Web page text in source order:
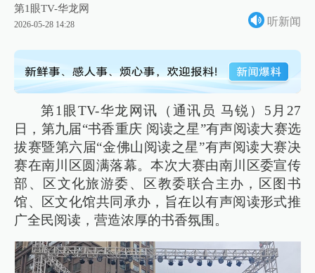
第1眼TV-华龙网
2026-05-28 14:28 听新闻
第1眼TV-华龙网讯（通讯员 马锐）5月27
日，第九届“书香重庆 阅读之星”有声阅读大赛选
拔赛暨第六届“金佛山阅读之星”有声阅读大赛决
赛在南川区圆满落幕。本次大赛由南川区委宣传
部、区文化旅游委、区教委联合主办，区图书
馆、区文化馆共同承办，旨在以有声阅读形式推
广全民阅读，营造浓厚的书香氛围。